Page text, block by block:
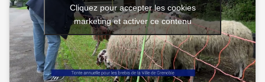
Cliquez pour accepter les cookies
marketing et activer ce contenu